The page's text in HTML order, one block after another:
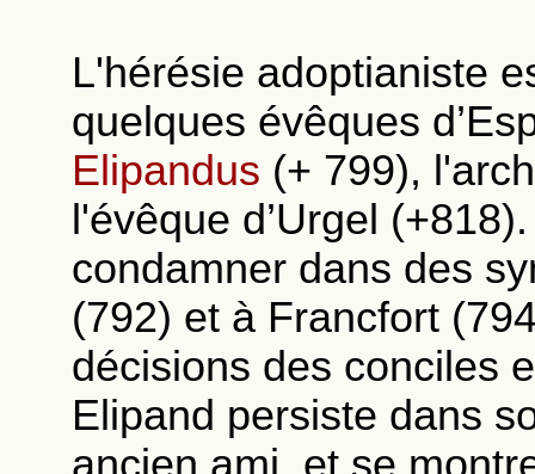
L'hérésie adoptianiste
quelques évêques
Elipandus (+ 799),
l'évêque d’Urgel
condamner dans des
(792) et à Francfort
décisions des conciles
Elipand persiste dans
ancien ami, et se